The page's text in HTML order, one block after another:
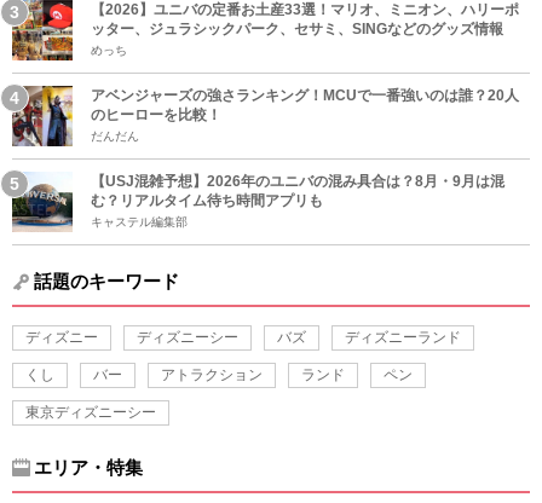
【2026】ユニバの定番お土産33選！マリオ、ミニオン、ハリーポ
ッター、ジュラシックパーク、セサミ、SINGなどのグッズ情報
めっち
アベンジャーズの強さランキング！MCUで一番強いのは誰？20人
のヒーローを比較！
だんだん
【USJ混雑予想】2026年のユニバの混み具合は？8月・9月は混
む？リアルタイム待ち時間アプリも
キャステル編集部
話題のキーワード
ディズニー ディズニーシー バズ ディズニーランド
くし バー アトラクション ランド ペン
東京ディズニーシー
エリア・特集